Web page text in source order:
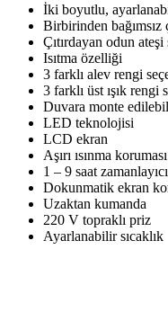
İki boyutlu,
Birbirinden bağımsız
Çıtırdayan odun ateşi
Isıtma özelliği
3 farklı alev rengi
3 farklı üst ışık
Duvara monte
LED teknolojisi
LCD ekran
Aşırı ısınma koruması
1 – 9 saat
Dokunmatik ekran
Uzaktan kumanda
220 V topraklı priz
Ayarlanabilir sıcaklık